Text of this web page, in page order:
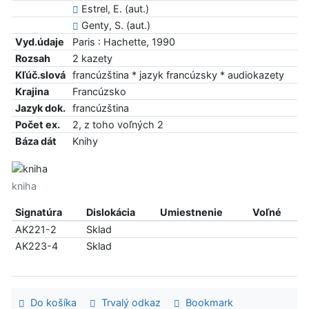
Estrel, E. (aut.)
Genty, S. (aut.)
Vyd.údaje
Paris : Hachette, 1990
Rozsah
2 kazety
Kľúč.slová
francúzština * jazyk francúzsky * audiokazety
Krajina
Francúzsko
Jazyk dok.
francúzština
Počet ex.
2, z toho voľných 2
Báza dát
Knihy
kniha
Signatúra Dislokácia Umiestnenie
Voľné
AK221-2
Sklad
AK223-4
Sklad
Do košíka Trvalý odkaz Bookmark